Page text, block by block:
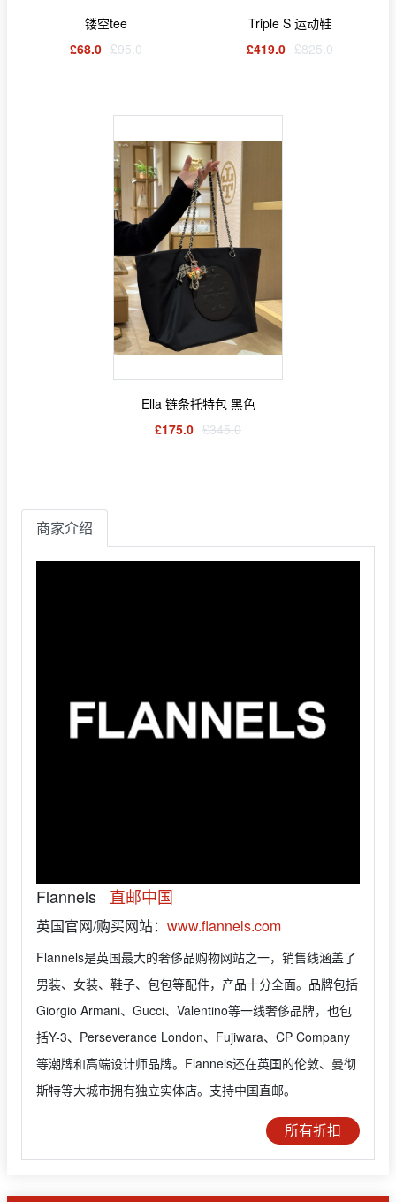
镂空tee
£68.0 £95.0
Triple S 运动鞋
£419.0 £825.0
Ella 链条托特包 黑色
£175.0 £345.0
商家介绍
Flannels 直邮中国
英国官网/购买网站： www.flannels.com
Flannels是英国最大的奢侈品购物网站之一，销售线涵盖了
男装、女装、鞋子、包包等配件，产品十分全面。品牌包括
Giorgio Armani、Gucci、Valentino等一线奢侈品牌，也包
括Y-3、Perseverance London、Fujiwara、CP Company
等潮牌和高端设计师品牌。Flannels还在英国的伦敦、曼彻
斯特等大城市拥有独立实体店。支持中国直邮。
所有折扣